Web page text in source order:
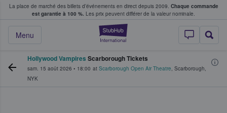
La place de marché des billets d’événements en direct depuis 2009. Chaque commande
est garantie à 100 %. Les prix peuvent différer de la valeur nominale.
StubHub - Où
Menu
fans achètent et vendent des billets
Hollywood Vampires Scarborough Tickets
sam. 15 août 2026 • 18:00 at Scarborough Open Air Theatre, Scarborough,
NYK